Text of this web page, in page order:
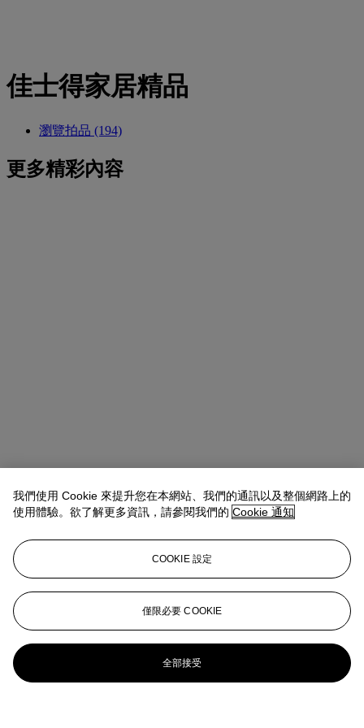
佳士得家居精品
瀏覽拍品 (194)
更多精彩內容
我們使用 Cookie 來提升您在本網站、我們的通訊以及整個網路上的
使用體驗。欲了解更多資訊，請參閱我們的 Cookie 通知
COOKIE 設定
僅限必要 COOKIE
全部接受